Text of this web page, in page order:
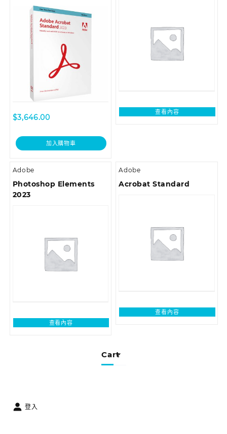
Cart
Windows (AOO License)
– 中文繁體
$3,646.00
加入購物車
查看內容
Adobe
Photoshop Elements
2023
查看內容
Adobe
Acrobat Standard
查看內容
登入